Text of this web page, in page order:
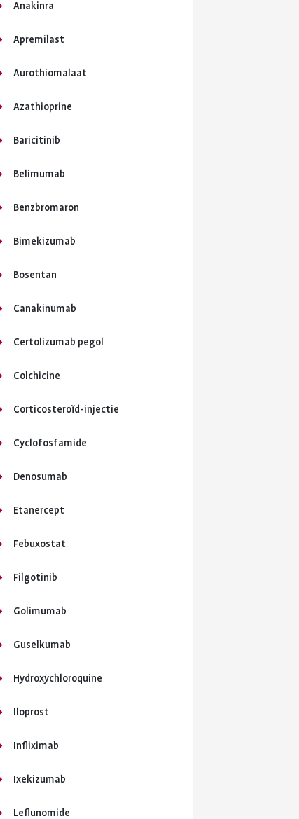
Anakinra
Apremilast
Aurothiomalaat
Azathioprine
Baricitinib
Belimumab
Benzbromaron
Bimekizumab
Bosentan
Canakinumab
Certolizumab pegol
Colchicine
Corticosteroïd-injectie
Cyclofosfamide
Denosumab
Etanercept
Febuxostat
Filgotinib
Golimumab
Guselkumab
Hydroxychloroquine
Iloprost
Infliximab
Ixekizumab
Leflunomide